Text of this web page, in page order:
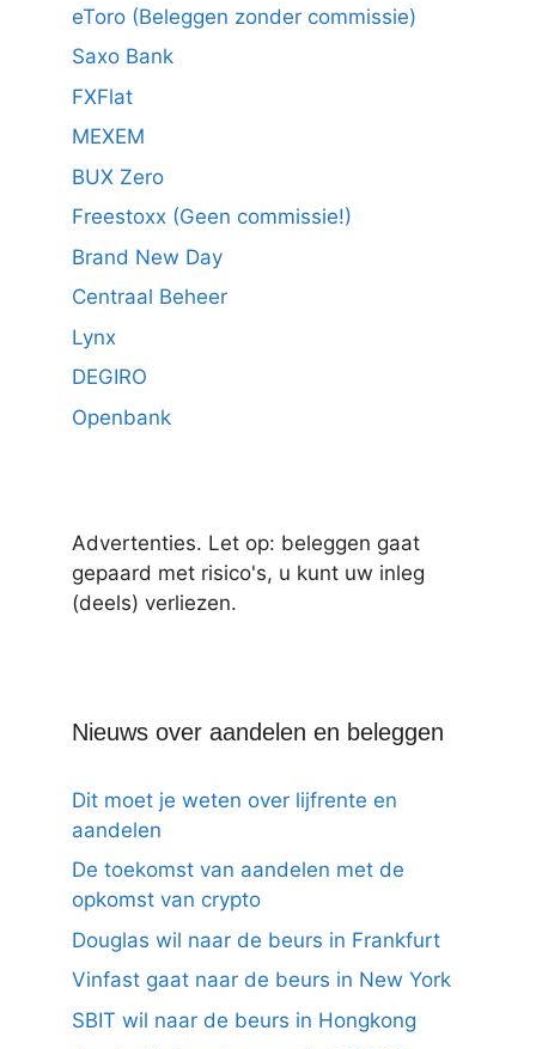
eToro (Beleggen zonder commissie)
Saxo Bank
FXFlat
MEXEM
BUX Zero
Freestoxx (Geen commissie!)
Brand New Day
Centraal Beheer
Lynx
DEGIRO
Openbank
Advertenties. Let op: beleggen gaat
gepaard met risico's, u kunt uw inleg
(deels) verliezen.
Nieuws over aandelen en beleggen
Dit moet je weten over lijfrente en
aandelen
De toekomst van aandelen met de
opkomst van crypto
Douglas wil naar de beurs in Frankfurt
Vinfast gaat naar de beurs in New York
SBIT wil naar de beurs in Hongkong